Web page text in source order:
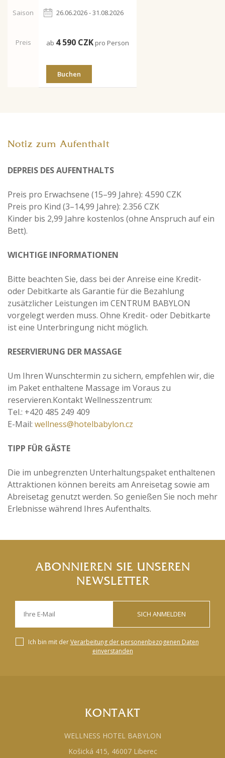
Saison
Preis
26.06.2026 - 31.08.2026
ab 4 590 CZK pro Person
Buchen
Notiz zum Aufenthalt
DEPREIS DES AUFENTHALTS
Preis pro Erwachsene (15–99 Jahre): 4.590 CZK
Preis pro Kind (3–14,99 Jahre): 2.356 CZK
Kinder bis 2,99 Jahre kostenlos (ohne Anspruch auf ein
Bett).
WICHTIGE INFORMATIONEN
Bitte beachten Sie, dass bei der Anreise eine Kredit-
oder Debitkarte als Garantie für die Bezahlung
zusätzlicher Leistungen im CENTRUM BABYLON
vorgelegt werden muss. Ohne Kredit- oder Debitkarte
ist eine Unterbringung nicht möglich.
RESERVIERUNG DER MASSAGE
Um Ihren Wunschtermin zu sichern, empfehlen wir, die
im Paket enthaltene Massage im Voraus zu
reservieren.Kontakt Wellnesszentrum:
Tel.: +420 485 249 409
E-Mail: wellness@hotelbabylon.cz
TIPP FÜR GÄSTE
Die im unbegrenzten Unterhaltungspaket enthaltenen
Attraktionen können bereits am Anreisetag sowie am
Abreisetag genutzt werden. So genießen Sie noch mehr
Erlebnisse während Ihres Aufenthalts.
ABONNIEREN SIE UNSEREN
NEWSLETTER
SICH ANMELDEN
Ich bin mit derVerarbeitung der personenbezogenen Daten
einverstanden
KONTAKT
WELLNESS HOTEL BABYLON
Košická 415, 46007 Liberec